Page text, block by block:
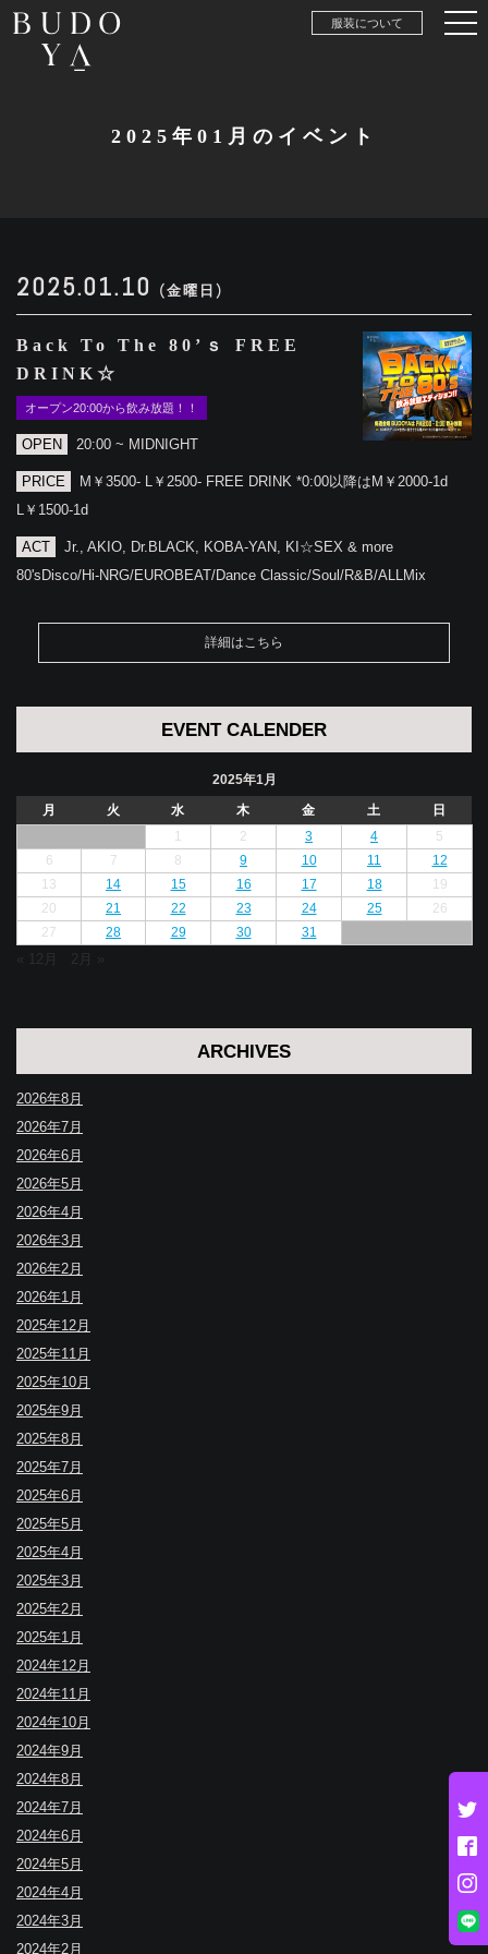
服装について
2025年01月のイベント
2025.01.10 (金曜日)
Back To The 80’ｓ FREE
DRINK☆
オープン20:00から飲み放題！！
OPEN 20:00 ~ MIDNIGHT
PRICE
M￥3500- L￥2500- FREE DRINK *0:00以降はM￥2000-1d
L￥1500-1d
ACT
Jr., AKIO, Dr.BLACK, KOBA-YAN, KI☆SEX & more
80'sDisco/Hi-NRG/EUROBEAT/Dance Classic/Soul/R&B/ALLMix
詳細はこちら
EVENT CALENDER
2025年1月
月
火 水 木 金 土
日
1
2 3 4
5
6
7 8 9 10 11
12
13
14 15 16 17 18
19
20
21 22 23 24 25
26
27
28 29 30 31
« 12月 2月 »
ARCHIVES
2026年8月
2026年7月
2026年6月
2026年5月
2026年4月
2026年3月
2026年2月
2026年1月
2025年12月
2025年11月
2025年10月
2025年9月
2025年8月
2025年7月
2025年6月
2025年5月
2025年4月
2025年3月
2025年2月
2025年1月
2024年12月
2024年11月
2024年10月
2024年9月
2024年8月
2024年7月
2024年6月
2024年5月
2024年4月
2024年3月
2024年2月